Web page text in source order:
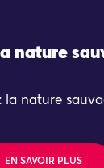
nature
la nature
EN SAVOIR PLUS